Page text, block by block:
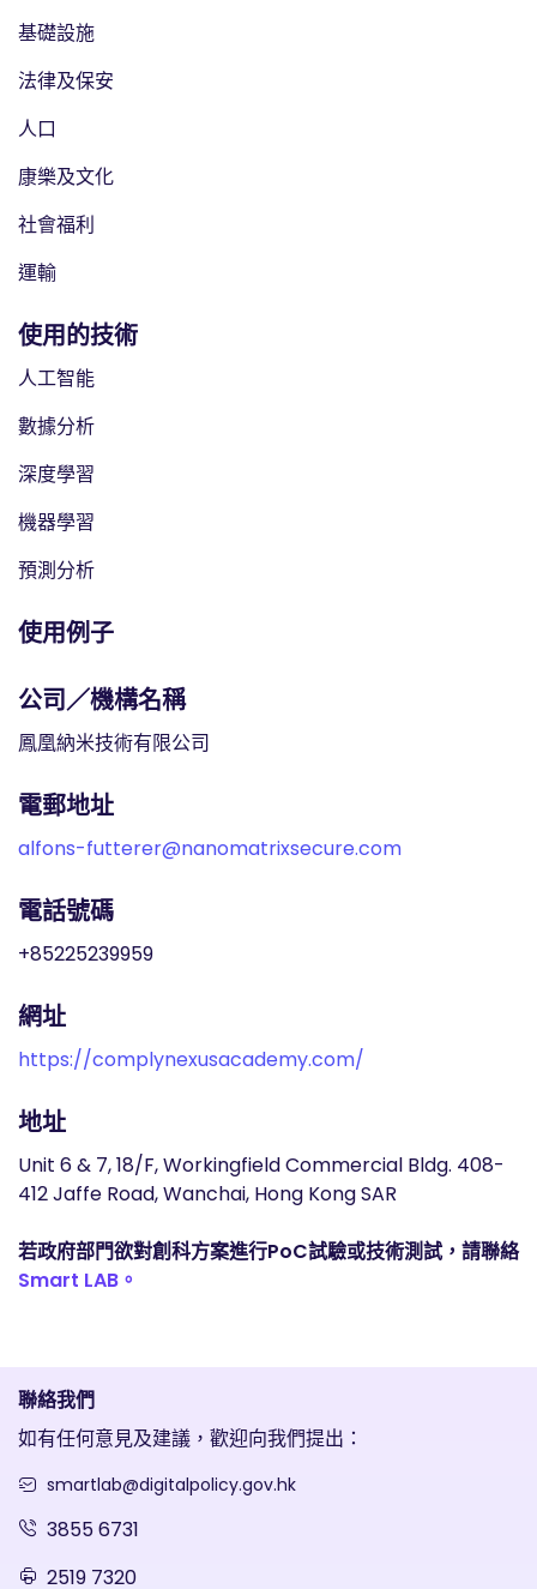
基礎設施
法律及保安
人口
康樂及文化
社會福利
運輸
使用的技術
人工智能
數據分析
深度學習
機器學習
預測分析
使用例子
公司／機構名稱
鳳凰納米技術有限公司
電郵地址
alfons-futterer@nanomatrixsecure.com
電話號碼
+85225239959
網址
https://complynexusacademy.com/
地址
Unit 6 & 7, 18/F, Workingfield Commercial Bldg. 408-
412 Jaffe Road, Wanchai, Hong Kong SAR
若政府部門欲對創科方案進行PoC試驗或技術測試，請聯絡
Smart LAB。
聯絡我們
如有任何意見及建議，歡迎向我們提出：
smartlab@digitalpolicy.gov.hk
3855 6731
2519 7320